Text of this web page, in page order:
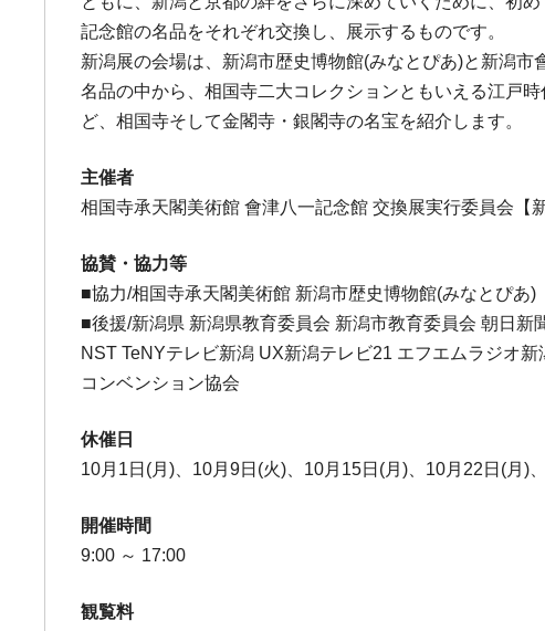
記念館の名品をそれぞれ交換し、展示するものです。
新潟展の会場は、新潟市歴史博物館(みなとぴあ)と新潟市
名品の中から、相国寺二大コレクションともいえる江戸
ど、相国寺そして金閣寺・銀閣寺の名宝を紹介します。
主催者
相国寺承天閣美術館 會津八一記念館 交換展実行委員会【
協賛・協力等
■協力/相国寺承天閣美術館 新潟市歴史博物館(みなとぴあ)
■後援/新潟県 新潟県教育委員会 新潟市教育委員会 朝日
NST TeNYテレビ新潟 UX新潟テレビ21 エフエムラジオ
コンベンション協会
休催日
10月1日(月)、10月9日(火)、10月15日(月)、10月22日(月)
開催時間
9:00 ～ 17:00
観覧料